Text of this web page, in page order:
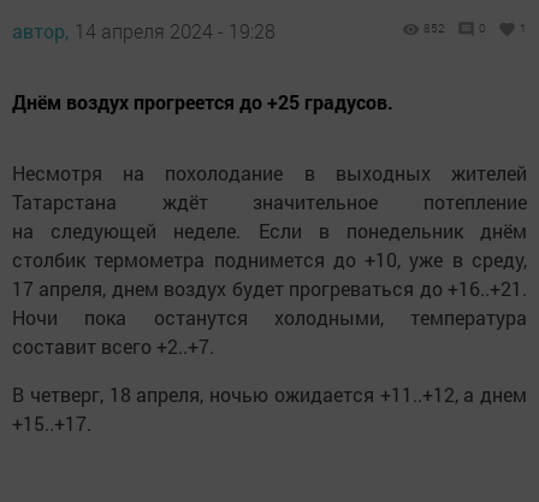
автор, 14 апреля 2024 - 19:28 852 0 1
Днём воздух прогреется до +25 градусов.
Несмотря на похолодание в выходных жителей
Татарстана ждёт значительное потепление
на следующей неделе. Если в понедельник днём
столбик термометра поднимется до +10, уже в среду,
17 апреля, днем воздух будет прогреваться до +16..+21.
Ночи пока останутся холодными, температура
составит всего +2..+7.
В четверг, 18 апреля, ночью ожидается +11..+12, а днем
+15..+17.